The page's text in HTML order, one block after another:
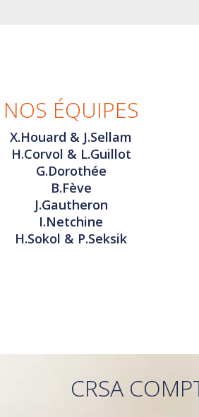
NOS ÉQUIPES
X.Houard & J.Sellam
H.Corvol & L.Guillot
G.Dorothée
B.Fève
J.Gautheron
I.Netchine
H.Sokol & P.Seksik
CRSA